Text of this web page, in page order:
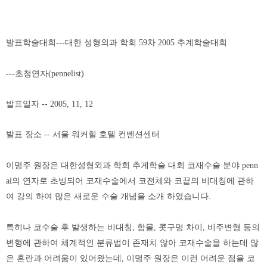
발표학술대회---대한 성형외과 학회 59차 2005 추계학술대회
---초청연자(pennelist)
발표일자 -- 2005, 11, 12
발표 장소 -- 서울 워커힐 호텔 컨벤션센터
이명주 원장은 대한성형외과 학회 추게학술 대회 코재수술 분야 penn
al의 연자로 초빙되어 코재수술에서 코전체와 코끝의 비대칭에 관하
여 강의 하여 많은 새로운 수술 개념을 소개 하였습니다.
특히나 코수술 후 발생하는 비대칭, 함몰, 콧구멍 차이, 비주변형 등의
변형에 관하여 체계적인 분류법이 존재치 않아 코재수술을 하는데 많
은 혼란과 어려움이 있어왔는데, 이명주 원장은 이런 어려운 점을 코